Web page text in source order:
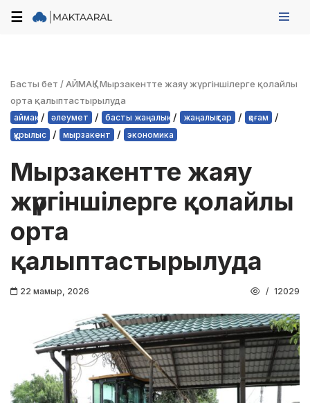
☰
Басты бет /АЙМАҚ/Мырзакентте жаяу жүргіншілерге қолайлы
орта қалыптастырылуда
аймақ / әлеумет / басты жаңалық / жаңалықтар / қоғам /
құрылыс / мырзакент / экономика
Мырзакентте жаяу
жүргіншілерге қолайлы
орта
қалыптастырылуда
22 мамыр, 2026 12029